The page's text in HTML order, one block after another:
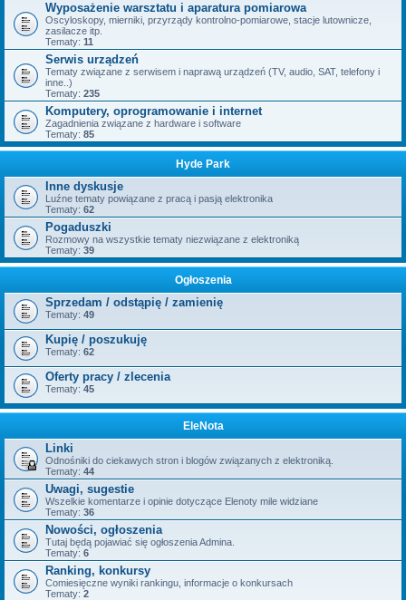
Wyposażenie warsztatu i aparatura pomiarowa
Oscyloskopy, mierniki, przyrządy kontrolno-pomiarowe, stacje lutownicze,
zasilacze itp.
Tematy: 11
Serwis urządzeń
Tematy związane z serwisem i naprawą urządzeń (TV, audio, SAT, telefony i
inne..)
Tematy: 235
Komputery, oprogramowanie i internet
Zagadnienia związane z hardware i software
Tematy: 85
Hyde Park
Inne dyskusje
Luźne tematy powiązane z pracą i pasją elektronika
Tematy: 62
Pogaduszki
Rozmowy na wszystkie tematy niezwiązane z elektroniką
Tematy: 39
Ogłoszenia
Sprzedam / odstąpię / zamienię
Tematy: 49
Kupię / poszukuję
Tematy: 62
Oferty pracy / zlecenia
Tematy: 45
EleNota
Linki
Odnośniki do ciekawych stron i blogów związanych z elektroniką.
Tematy: 44
Uwagi, sugestie
Wszelkie komentarze i opinie dotyczące Elenoty mile widziane
Tematy: 36
Nowości, ogłoszenia
Tutaj będą pojawiać się ogłoszenia Admina.
Tematy: 6
Ranking, konkursy
Comiesięczne wyniki rankingu, informacje o konkursach
Tematy: 2